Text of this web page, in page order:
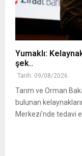
Yumaklı:
şek..
Tarih: 09/08/2026
Tarım ve Orman
bulunan
Merkezi’nde tedavi